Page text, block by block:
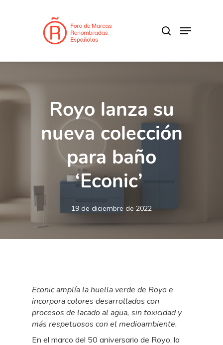
Menu
Royo lanza su
nueva colección
para baño
‘Econic’
19 de diciembre de 2022
Econic amplía la huella verde de Royo e
incorpora colores desarrollados con
procesos de lacado al agua, sin toxicidad y
más respetuosos con el medioambiente.
En el marco del 50 aniversario de Royo, la